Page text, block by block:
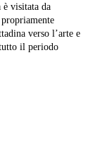
visitata da
il periodo